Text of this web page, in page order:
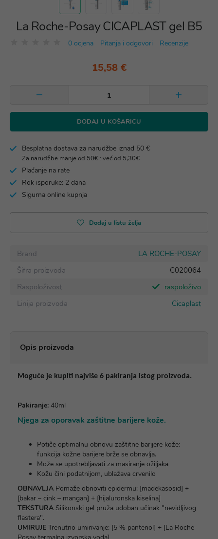
La Roche-Posay CICAPLAST gel B5
0 ocjena Pitanja i odgovori Recenzije
15,58 €
DODAJ U KOŠARICU
Besplatna dostava za narudžbe iznad 50 €
Za narudžbe manje od 50€ : već od 5,30€
Plaćanje na rate
Rok isporuke: 2 dana
Sigurna online kupnja
Dodaj u listu želja
Brand
LA ROCHE-POSAY
Šifra proizvoda
C020064
Raspoloživost
raspoloživo
Linija proizvoda
Cicaplast
Opis proizvoda
Moguće je kupiti najviše 6 pakiranja istog proizvoda.
Pakiranje: 40ml
Njega za oporavak zaštitne barijere kože.
Potiče optimalnu obnovu zaštitne barijere kože:
funkcija kožne barijere brže se obnavlja.
Može se upotrebljavati za masiranje ožiljaka
Kožu čini podatnijom, ublažava crvenilo
OBNAVLJA Pomaže obnoviti epidermu: [madekasosid] +
[bakar – cink – mangan] + [hijaluronska kiselina]
TEKSTURA Silikonski gel pruža udoban učinak "nevidljivog
flastera".
UMIRUJE Trenutno umirivanje: [5 % pantenol] + [La Roche-